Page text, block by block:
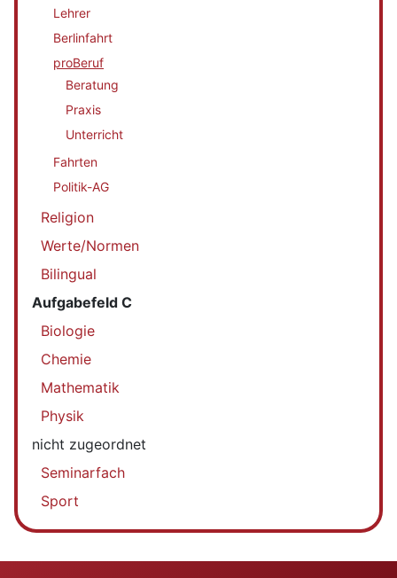
Lehrer
Berlinfahrt
proBeruf
Beratung
Praxis
Unterricht
Fahrten
Politik-AG
Religion
Werte/Normen
Bilingual
Aufgabefeld C
Biologie
Chemie
Mathematik
Physik
nicht zugeordnet
Seminarfach
Sport